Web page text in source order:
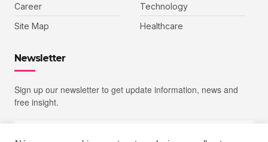
Career
Site Map
Technology
Healthcare
Newsletter
Sign up our newsletter to get update information, news and
free insight.